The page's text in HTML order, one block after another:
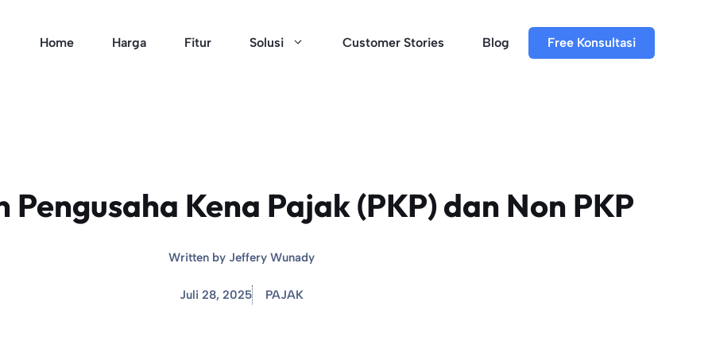
Home Harga Fitur Solusi Customer Stories Blog Free Konsultasi
Pengusaha Kena Pajak (PKP) dan Non PKP
Written by Jeffery Wunady
Juli 28, 2025 PAJAK